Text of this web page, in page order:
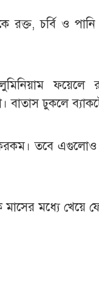
রক্ত, চর্বি ও
ফয়েলে
ঢুকলে
তবে এগুলোও
মধ্যে খেয়ে